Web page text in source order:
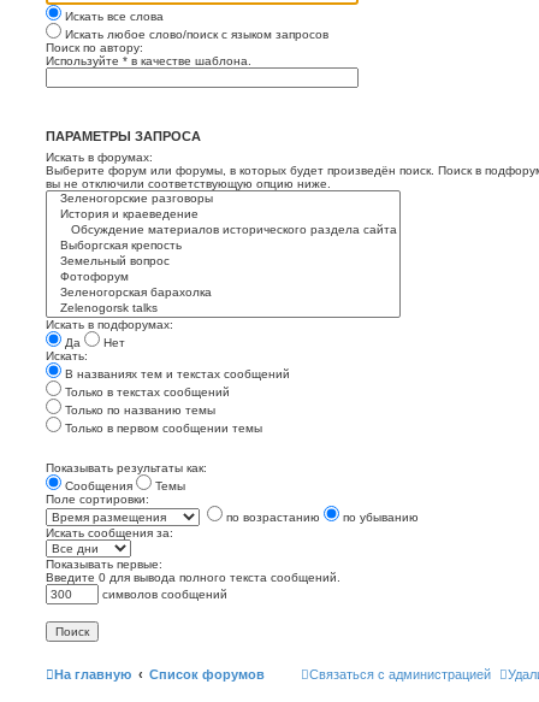
Искать все слова
Искать любое слово/поиск с языком запросов
Поиск по автору:
Используйте * в качестве шаблона.
ПАРАМЕТРЫ ЗАПРОСА
Искать в форумах:
Выберите форум или форумы, в которых будет произведён поиск. Поиск в
вы не отключили соответствующую опцию ниже.
Искать в подфорумах:
Да
Нет
Искать:
В названиях тем и текстах сообщений
Только в текстах сообщений
Только по названию темы
Только в первом сообщении темы
Показывать результаты как:
Сообщения
Темы
Поле сортировки:
по возрастанию
по убыванию
Искать сообщения за:
Показывать первые:
Введите 0 для вывода полного текста сообщений.
символов сообщений
На главную Список форумов Связаться с администрацией